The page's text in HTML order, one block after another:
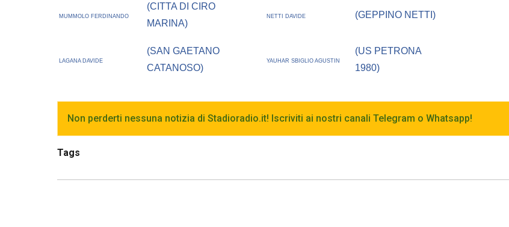
MUMMOLO FERDINANDO
(CITTA DI CIRO
MARINA)
NETTI DAVIDE (GEPPINO NETTI)
LAGANA DAVIDE
(SAN GAETANO
CATANOSO)
YAUHAR SBIGLIO AGUSTIN
(US PETRONA
1980)
Non perderti nessuna notizia di Stadioradio.it! Iscriviti ai nostri canali Telegram o Whatsapp!
Tags